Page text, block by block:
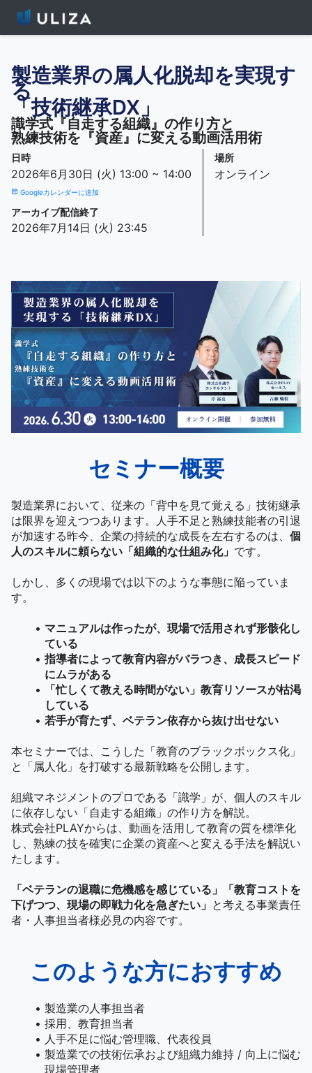
製造業界の属人化脱却を実現す
る
「技術継承DX」
識学式『自走する組織』の作り方と
熟練技術を『資産』に変える動画活用術
日時
2026年6月30日 (火) 13:00 ~ 14:00
calendar_month Googleカレンダーに追加
アーカイブ配信終了
2026年7月14日 (火) 23:45
場所
オンライン
セミナー概要
製造業界において、従来の「背中を見て覚える」技術継承
は限界を迎えつつあります。人手不足と熟練技能者の引退
が加速する昨今、企業の持続的な成長を左右するのは、 個
人のスキルに頼らない「組織的な仕組み化」 です。
しかし、多くの現場では以下のような事態に陥っていま
す。
マニュアルは作ったが、現場で活用されず形骸化し
ている
指導者によって教育内容がバラつき、成長スピード
にムラがある
「忙しくて教える時間がない」教育リソースが枯渇
している
若手が育たず、ベテラン依存から抜け出せない
本セミナーでは、こうした「教育のブラックボックス化」
と「属人化」を打破する最新戦略を公開します。
組織マネジメントのプロである「識学」が、個人のスキル
に依存しない「自走する組織」の作り方を解説。
株式会社PLAYからは、動画を活用して教育の質を標準化
し、熟練の技を確実に企業の資産へと変える手法を解説い
たします。
「ベテランの退職に危機感を感じている」「教育コストを
下げつつ、現場の即戦力化を急ぎたい」 と考える事業責任
者・人事担当者様必見の内容です。
このような方におすすめ
製造業の人事担当者
採用、教育担当者
人手不足に悩む管理職、代表役員
製造業での技術伝承および組織力維持 / 向上に悩む
現場管理者